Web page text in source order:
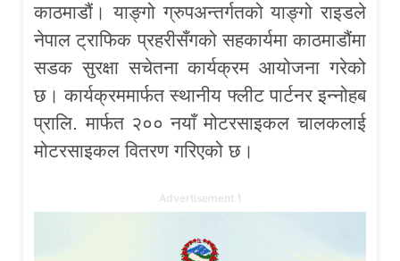
काठमाडौं। याङ्गो ग्रुपअन्तर्गतको याङ्गो राइडले
नेपाल ट्राफिक प्रहरीसँगको सहकार्यमा काठमाडौंमा
सडक सुरक्षा सचेतना कार्यक्रम आयोजना गरेको
छ। कार्यक्रममार्फत स्थानीय फ्लीट पार्टनर इन्नोहब
प्रालि. मार्फत २०० नयाँ मोटरसाइकल चालकलाई
मोटरसाइकल वितरण गरिएको छ।
Advertisement 1